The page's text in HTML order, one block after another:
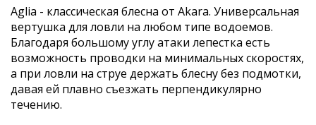
Aglia - классическая блесна от Akara. Универсальная
вертушка для ловли на любом типе водоемов.
Благодаря большому углу атаки лепестка есть
возможность проводки на минимальных скоростях,
а при ловли на струе держать блесну без подмотки,
давая ей плавно съезжать перпендикулярно
течению.